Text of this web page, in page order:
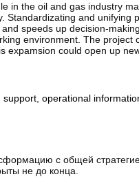
in the oil and gas industry
and unifying
speeds up decision-
environment. The
could open up
support, operational
с общей
не до конца.